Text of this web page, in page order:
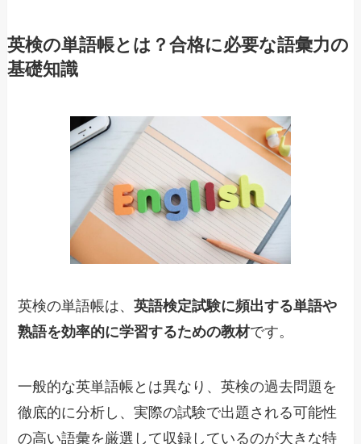
英検の単語帳とは？合格に必要な語彙力の
基礎知識
英検の単語帳は、英語検定試験に頻出する単語や
熟語を効率的に学習するための教材です。
一般的な英単語帳とは異なり、英検の過去問題を
徹底的に分析し、実際の試験で出題される可能性
の高い語彙を厳選して収録しているのが大きな特